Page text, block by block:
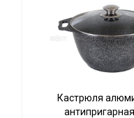
Кастрюля